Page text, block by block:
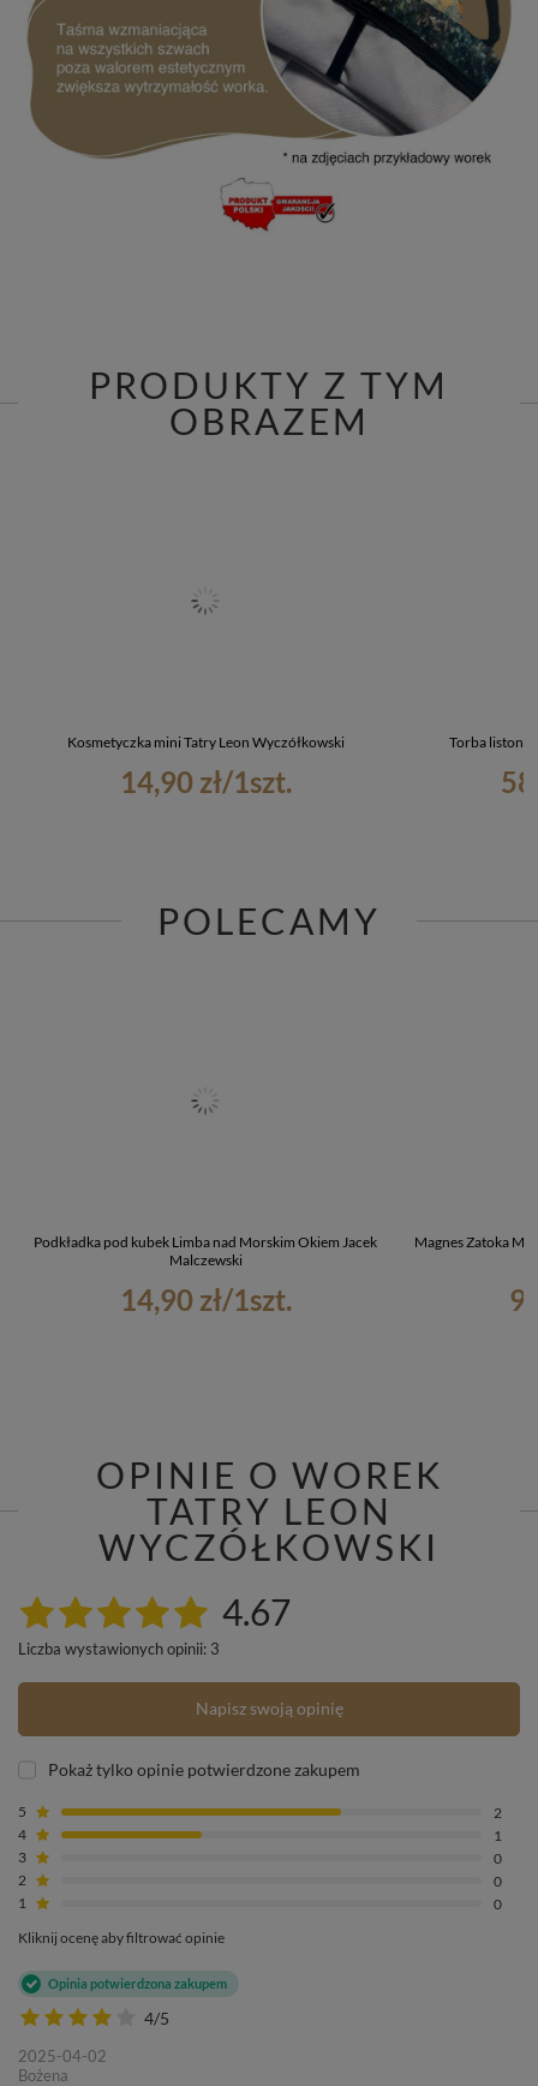
PRODUKTY Z TYM
OBRAZEM
Kosmetyczka mini Tatry Leon Wyczółkowski
14,90 zł/1szt.
Torba
POLECAMY
Podkładka pod kubek Limba nad Morskim Okiem Jacek
Malczewski
14,90 zł/1szt.
Magnes Zatoka
OPINIE O WOREK
TATRY LEON
WYCZÓŁKOWSKI
4.67
Liczba wystawionych opinii: 3
Napisz swoją opinię
Pokaż tylko opinie potwierdzone zakupem
5
2
4
1
3
0
2
0
1
0
Kliknij ocenę aby filtrować opinie
4/5
Opinia potwierdzona zakupem
2025-04-02
Bożena